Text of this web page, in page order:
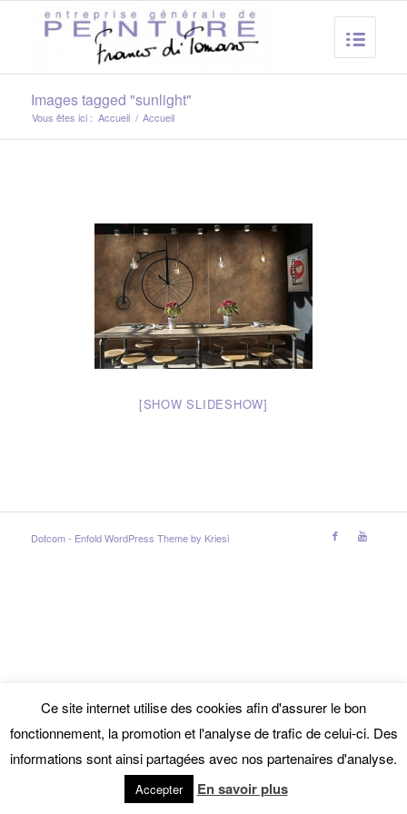
Images tagged "sunlight"
Vous êtes ici : Accueil / Accueil
[SHOW SLIDESHOW]
Dotcom - Enfold WordPress Theme by Kriesi
Ce site internet utilise des cookies afin d'assurer le bon
fonctionnement, la promotion et l'analyse de trafic de celui-ci. Des
informations sont ainsi partagées avec nos partenaires d'analyse.
Accepter En savoir plus